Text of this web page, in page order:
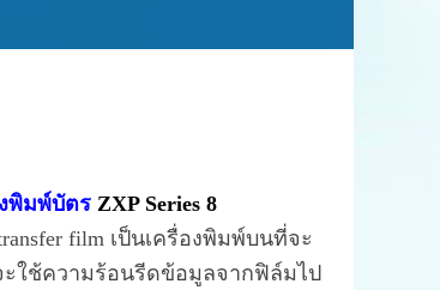
งพิมพ์บัตรZXP Series 8
film เป็นเครื่องพิมพ์บนที่จะ
ใช้ความร้อนรีดข้อมูลจากฟิล์มไป